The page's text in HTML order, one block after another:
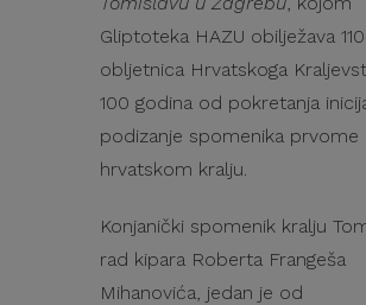
Gliptoteka HAZU obilježava
obljetnica Hrvatskoga
100 godina od pokretanja
podizanje spomenika prvome
hrvatskom kralju.
Konjanički spomenik kralju
rad kipara Roberta Frangeša
Mihanovića, jedan je od